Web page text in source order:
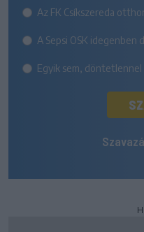
Az FK Csíkszereda
A Sepsi OSK idegenben
Egyik sem, döntetlennel